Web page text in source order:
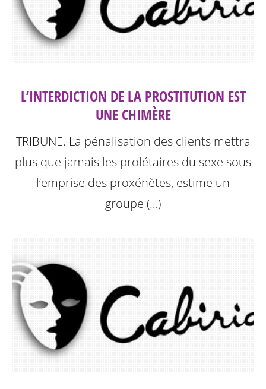
L’INTERDICTION DE LA PROSTITUTION EST
UNE CHIMÈRE
TRIBUNE. La pénalisation des clients mettra
plus que jamais les prolétaires du sexe sous
l’emprise des proxénètes, estime un
groupe (…)